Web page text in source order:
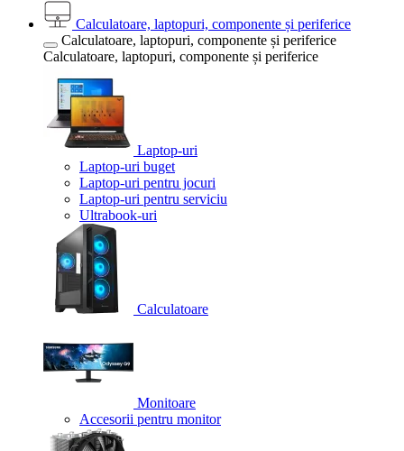
Calculatoare, laptopuri, componente și periferice
Calculatoare, laptopuri, componente și periferice
Calculatoare, laptopuri, componente și periferice
Laptop-uri
Laptop-uri buget
Laptop-uri pentru jocuri
Laptop-uri pentru serviciu
Ultrabook-uri
Calculatoare
Monitoare
Accesorii pentru monitor